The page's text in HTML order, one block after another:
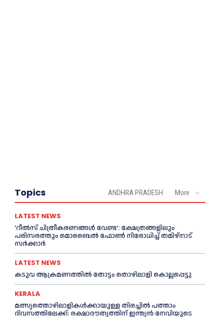
Topics ANDHRA PRADESH More
LATEST NEWS
‘റീല്‍സ് ചിത്രീകരണങ്ങള്‍ വേണ്ട’: ക്ഷേത്രങ്ങളിലും
പരിസരത്തും മൊബൈല്‍ ഫോണ്‍ നിരോധിച്ച്‌ തമിഴ്നാട്
സര്‍ക്കാര്‍
LATEST NEWS
കടുവ ആക്രമണത്തില്‍ തോട്ടം തൊഴിലാളി കൊല്ലപ്പെട്ടു
KERALA
മത്സ്യത്തൊഴിലാളികള്‍ക്കായുള്ള തിരച്ചില്‍ പത്താം
ദിവസത്തിലേക്ക്: രക്ഷാദൗത്യത്തിന് ഇന്ത്യൻ നേവിയുടെ